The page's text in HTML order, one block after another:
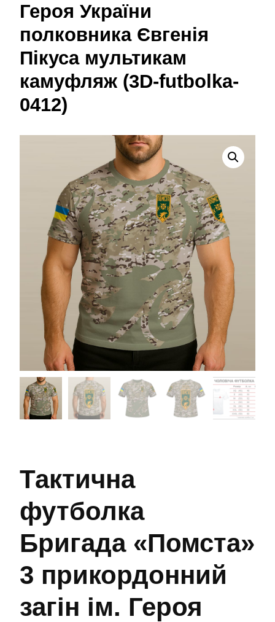
Героя України
полковника Євгенія
Пікуса мультикам
камуфляж (3D-futbolka-
0412)
Тактична
футболка
Бригада «Помста»
3 прикордонний
загін ім. Героя